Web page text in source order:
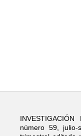
número 59, julio-